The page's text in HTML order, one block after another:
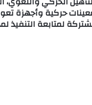
حركية وأجهزة
لمتابعة التنفيذ